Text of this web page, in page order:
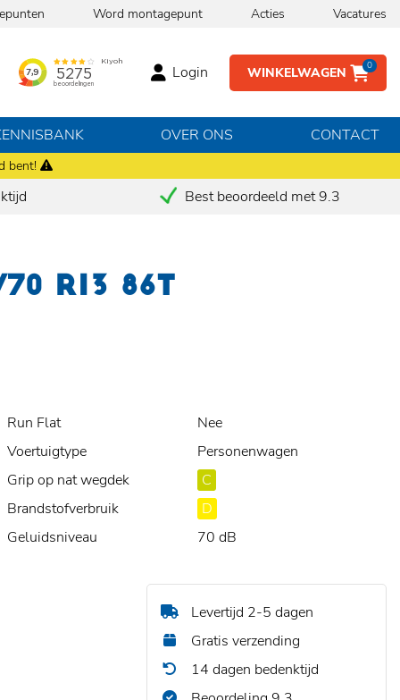
bent!
Word montagepunt Acties Vacatures
WINKELWAGEN 0
Login
OVER ONS CONTACT
Best beoordeeld met 9.3
70 R13 86T
Run Flat
Nee
Voertuigtype
Personenwagen
Grip op nat wegdek
C
Brandstofverbruik
D
Geluidsniveau
70 dB
Levertijd 2-5 dagen
Gratis verzending
14 dagen bedenktijd